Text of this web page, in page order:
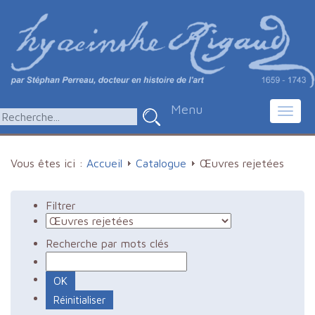
Menu
Vous êtes ici : Accueil Catalogue Œuvres rejetées
Filtrer
Recherche par mots clés